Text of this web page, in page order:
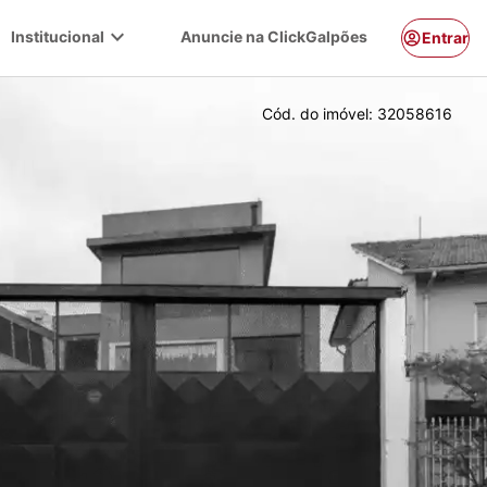
Institucional expand_more Anuncie na ClickGalpões Entrar
Cód. do imóvel: 32058616